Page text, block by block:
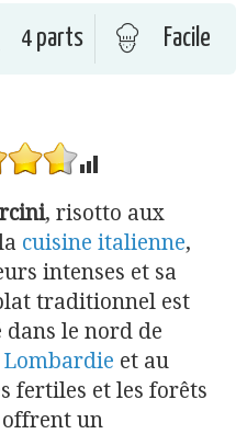
4 parts Facile
, risotto aux
cuisine italienne,
intenses et sa
traditionnel est
le nord de
Lombardie et au
fertiles et les forêts
offrent un